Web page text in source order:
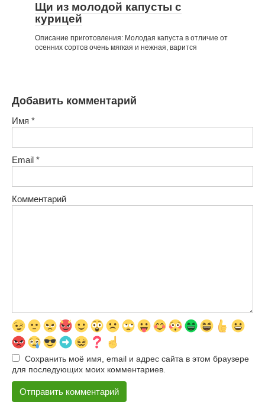
Щи из молодой капусты с
курицей
Описание приготовления: Молодая капуста в отличие от
осенних сортов очень мягкая и нежная, варится
Добавить комментарий
Имя *
Email *
Комментарий
Сохранить моё имя, email и адрес сайта в этом браузере
для последующих моих комментариев.